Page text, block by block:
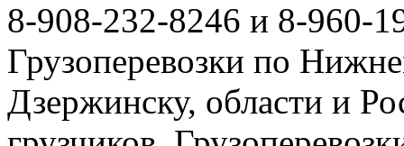
8-908-232-8246 и 8-960-
Грузоперевозки по
Дзержинску, области и